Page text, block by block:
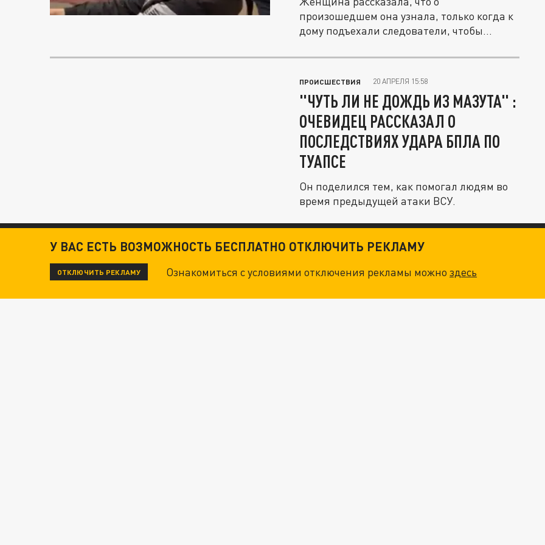
произошедшем она узнала, только когда к
дому подъехали следователи, чтобы
ПРОИСШЕСТВИЯ 20 АПРЕЛЯ 15:58
"ЧУТЬ ЛИ НЕ ДОЖДЬ ИЗ МАЗУТА" :
ОЧЕВИДЕЦ РАССКАЗАЛ О
ПОСЛЕДСТВИЯХ УДАРА БПЛА ПО
ТУАПСЕ
Он поделился тем, как помогал людям во
время предыдущей атаки ВСУ.
У ВАС ЕСТЬ ВОЗМОЖНОСТЬ БЕСПЛАТНО ОТКЛЮЧИТЬ РЕКЛАМУ
ОТКЛЮЧИТЬ РЕКЛАМУ Ознакомиться с условиями отключения рекламы можноздесь